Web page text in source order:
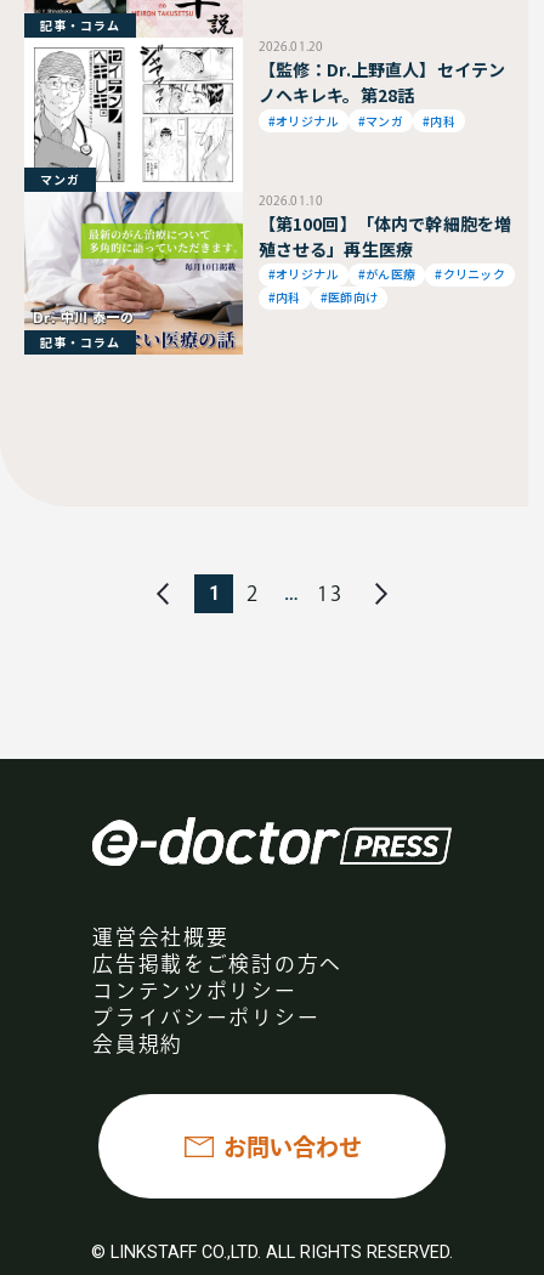
記事・コラム
2026.01.20
【監修：Dr.上野直人】セイテン
ノヘキレキ。第28話
#オリジナル #マンガ #内科
マンガ
2026.01.10
【第100回】「体内で幹細胞を増
殖させる」再生医療
#オリジナル #がん医療
#クリニック
#内科
#医師向け
記事・コラム
1 2 … 13
運営会社概要
広告掲載をご検討の方へ
コンテンツポリシー
プライバシーポリシー
会員規約
お問い合わせ
© LINKSTAFF CO.,LTD. ALL RIGHTS RESERVED.